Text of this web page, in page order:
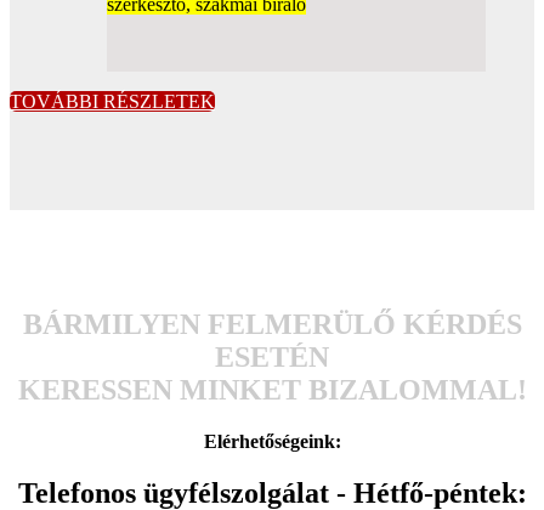
szerkesztő, szakmai bíráló
TOVÁBBI RÉSZLETEK
BÁRMILYEN FELMERÜLŐ KÉRDÉS
ESETÉN
KERESSEN MINKET BIZALOMMAL!
Elérhetőségeink:
Telefonos ügyfélszolgálat - Hétfő-péntek: